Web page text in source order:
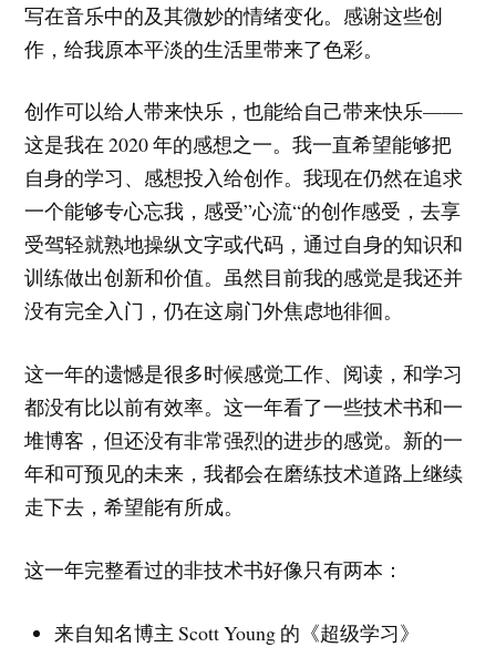
写在音乐中的及其微妙的情绪变化。感谢这些创
作，给我原本平淡的生活里带来了色彩。
创作可以给人带来快乐，也能给自己带来快乐——
这是我在 2020 年的感想之一。我一直希望能够把
自身的学习、感想投入给创作。我现在仍然在追求
一个能够专心忘我，感受”心流“的创作感受，去享
受驾轻就熟地操纵文字或代码，通过自身的知识和
训练做出创新和价值。虽然目前我的感觉是我还并
没有完全入门，仍在这扇门外焦虑地徘徊。
这一年的遗憾是很多时候感觉工作、阅读，和学习
都没有比以前有效率。这一年看了一些技术书和一
堆博客，但还没有非常强烈的进步的感觉。新的一
年和可预见的未来，我都会在磨练技术道路上继续
走下去，希望能有所成。
这一年完整看过的非技术书好像只有两本：
来自知名博主 Scott Young 的《超级学习》